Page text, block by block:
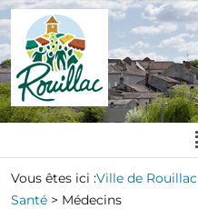
Vous êtes ici :Ville de Rouillac
Santé > Médecins